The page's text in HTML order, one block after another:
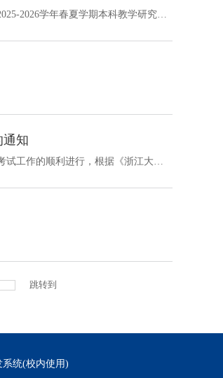
各位主讲教师、同学：为切实保障课程教学质量，同时鼓励高质量教学改革，现启动2025-2026学年春夏学期本科教学研究生助教岗位申请工作。具体事项通知如下：一、助教岗位职责及设置原则助教是学校教学工作的重要辅助力量，其工作职责包括但不限于随堂听课、组织讨论课或习题课、课堂管理或指导、课外辅导与答疑、批改作业或实验报告、参与教学准备与考核、在线课程建设、课程网站建设、教学信息收集与分析等教学辅助工作。助教申请...
通知
各位老师：2025-2026学年秋冬学期本科课程考试将于2026年1月7-16 日进行，为确保考试工作的顺利进行，根据《浙江大学本科课程教学质量通用标准（试行）》（附件1），现将有关事项通知如下：一、考试安排1.本科生各类课程（含必修课、选修课、辅修课、通识选修课和院系选修课）的考试、考查都在考试期间中进行。请各位任课教师通过《本科教学管理信息服务平台》（http://zdbk.zju.edu.cn/）：“信息查询”--“监考信息查询”及...
跳转到
系统(校内使用)